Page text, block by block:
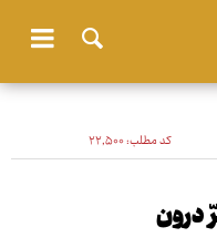
کد مطلب:۲۲٬۵۰۰
درون